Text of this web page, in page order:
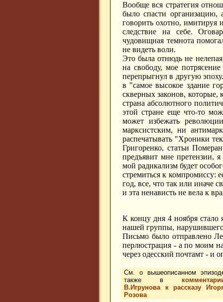
Вообще вся стратегия
было спасти организацию,
говорить охотно, имитируя
следствие на себе.
чудовищная темнота
не видеть воли.
Это была отнюдь не
на свободу, мое
перепрыгнул в другую
в "самое высокое здание
скверных законов,
страна абсолютного
этой стране еще что-то
может избежать
марксистским, ни
распечатывать "Хроники
Григоренко, статьи
предъявит мне претензии,
мой радикализм будет
стремиться к компромиссу:
год, все, что так или иначе
и эта ненависть не вела к
К концу дня 4 ноября стало
нашей группы, нарушившего
Письмо было отправлено
перлюстрация - а по моим
через одесский почтамт - и
См. о вышеописанном
также в
В.Игрунова к рассказу
Розова